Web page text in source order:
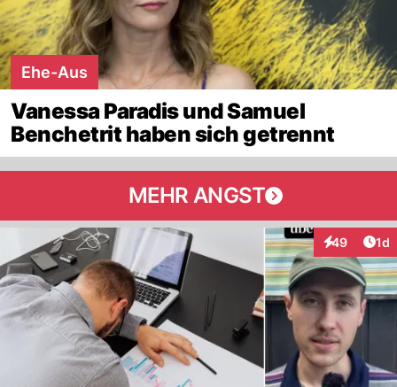
Ehe-Aus
Vanessa Paradis und Samuel
Benchetrit haben sich getrennt
MEHR ANGST
49
Interaktionen
1d